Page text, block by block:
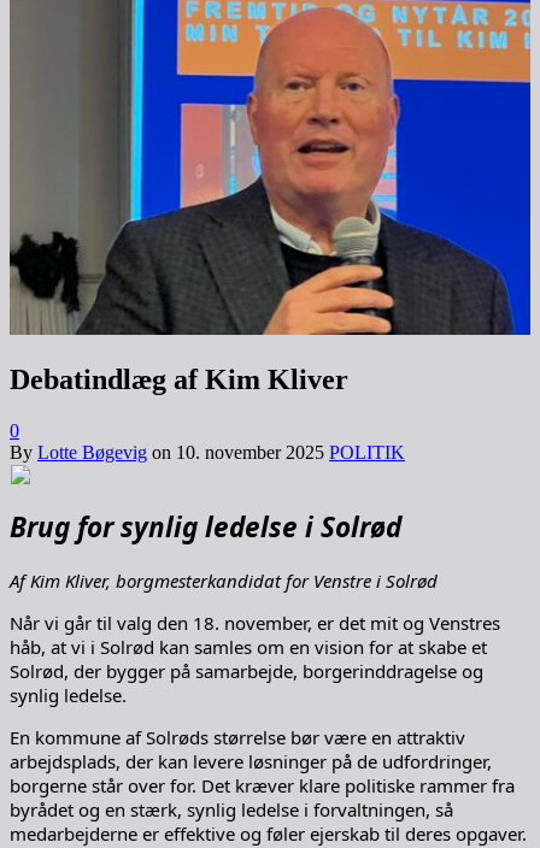
Debatindlæg af Kim Kliver
0
By Lotte Bøgevig on 10. november 2025 POLITIK
Brug for synlig ledelse i Solrød
Af Kim Kliver, borgmesterkandidat for Venstre i Solrød
Når vi går til valg den 18. november, er det mit og Venstres
håb, at vi i Solrød kan samles om en vision for at skabe et
Solrød, der bygger på samarbejde, borgerinddragelse og
synlig ledelse.
En kommune af Solrøds størrelse bør være en attraktiv
arbejdsplads, der kan levere løsninger på de udfordringer,
borgerne står over for. Det kræver klare politiske rammer fra
byrådet og en stærk, synlig ledelse i forvaltningen, så
medarbejderne er effektive og føler ejerskab til deres opgaver.